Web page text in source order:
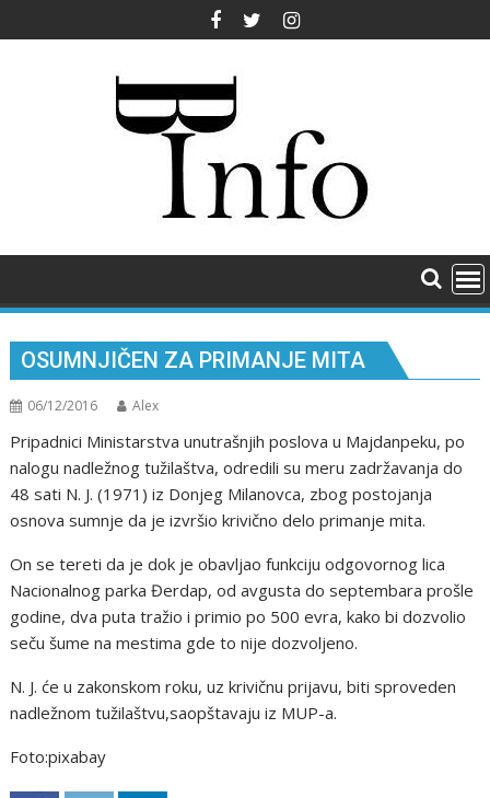
to
OSUMNJIČEN ZA PRIMANJE MITA
06/12/2016 Alex
Pripadnici Ministarstva unutrašnjih poslova u Majdanpeku, po
nalogu nadležnog tužilaštva, odredili su meru zadržavanja do
48 sati N. J. (1971) iz Donjeg Milanovca, zbog postojanja
osnova sumnje da je izvršio krivično delo primanje mita.
On se tereti da je dok je obavljao funkciju odgovornog lica
Nacionalnog parka Đerdap, od avgusta do septembara prošle
godine, dva puta tražio i primio po 500 evra, kako bi dozvolio
seču šume na mestima gde to nije dozvoljeno.
N. J. će u zakonskom roku, uz krivičnu prijavu, biti sproveden
nadležnom tužilaštvu,saopštavaju iz MUP-a.
Foto:pixabay